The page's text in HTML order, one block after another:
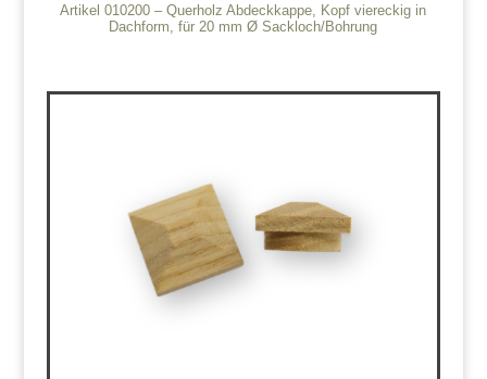
Artikel 010200 – Querholz Abdeckkappe, Kopf viereckig in
Dachform, für 20 mm Ø Sackloch/Bohrung